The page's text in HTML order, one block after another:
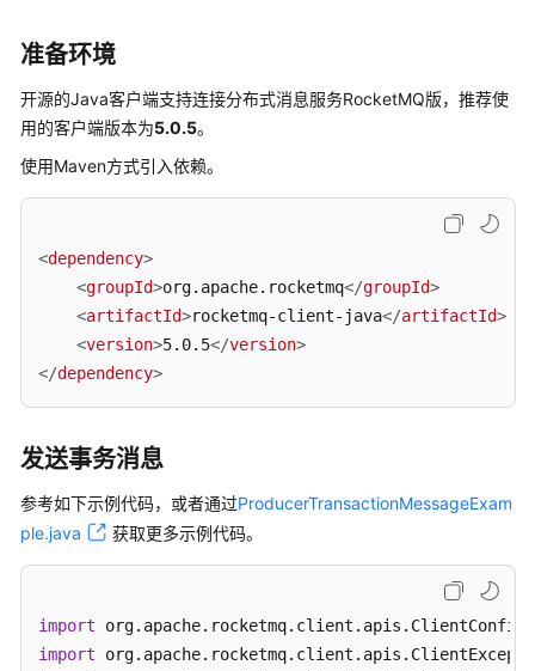
最
佳
实
践
开
发
南
概
连
接
信
议）
准备环境
开源的Java客户端支持连接分布式消息服务RocketMQ版，推荐使
用的客户端版本为5.0.5。
使用Maven方式引入依赖。
<dependency>
<groupId>org.apache.rocketmq</groupId>
<artifactId>rocketmq-client-java</artifactId>
<version>5.0.5</version>
</dependency>
发送事务消息
参考如下示例代码，或者通过ProducerTransactionMessageExam
ple.java
获取更多示例代码。
import
import